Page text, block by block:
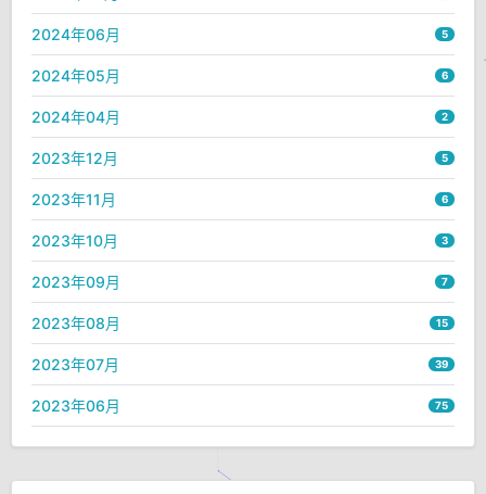
2024年06月 5
2024年05月 6
2024年04月 2
2023年12月 5
2023年11月 6
2023年10月 3
2023年09月 7
2023年08月 15
2023年07月 39
2023年06月 75